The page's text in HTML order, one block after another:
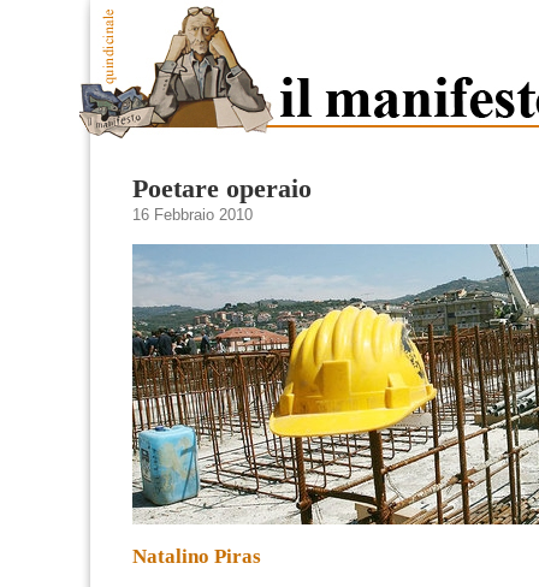
Poetare operaio
16 Febbraio 2010
Natalino Piras